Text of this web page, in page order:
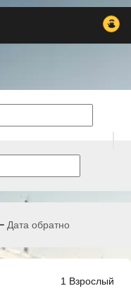
Дата обратно
1 Взрослый